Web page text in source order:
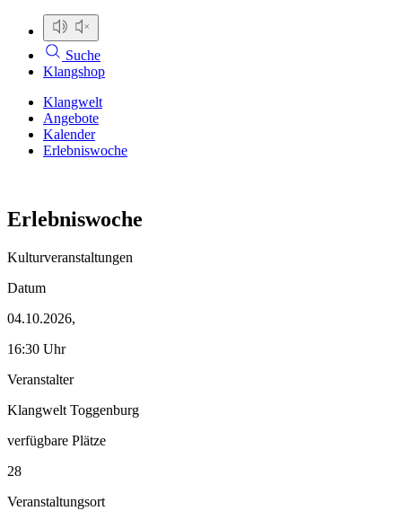
Suche
Klangshop
Klangwelt
Angebote
Kalender
Erlebniswoche
Erlebniswoche
Kulturveranstaltungen
Datum
04.10.2026,
16:30 Uhr
Veranstalter
Klangwelt Toggenburg
verfügbare Plätze
28
Veranstaltungsort